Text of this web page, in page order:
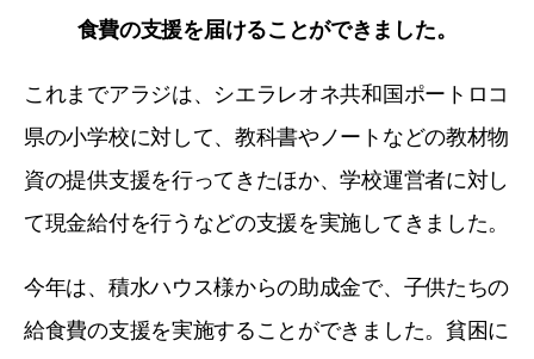
食費の支援を届けることができました。
これまでアラジは、シエラレオネ共和国ポートロコ
県の小学校に対して、教科書やノートなどの教材物
資の提供支援を行ってきたほか、学校運営者に対し
て現金給付を行うなどの支援を実施してきました。
今年は、積水ハウス様からの助成金で、子供たちの
給食費の支援を実施することができました。貧困に